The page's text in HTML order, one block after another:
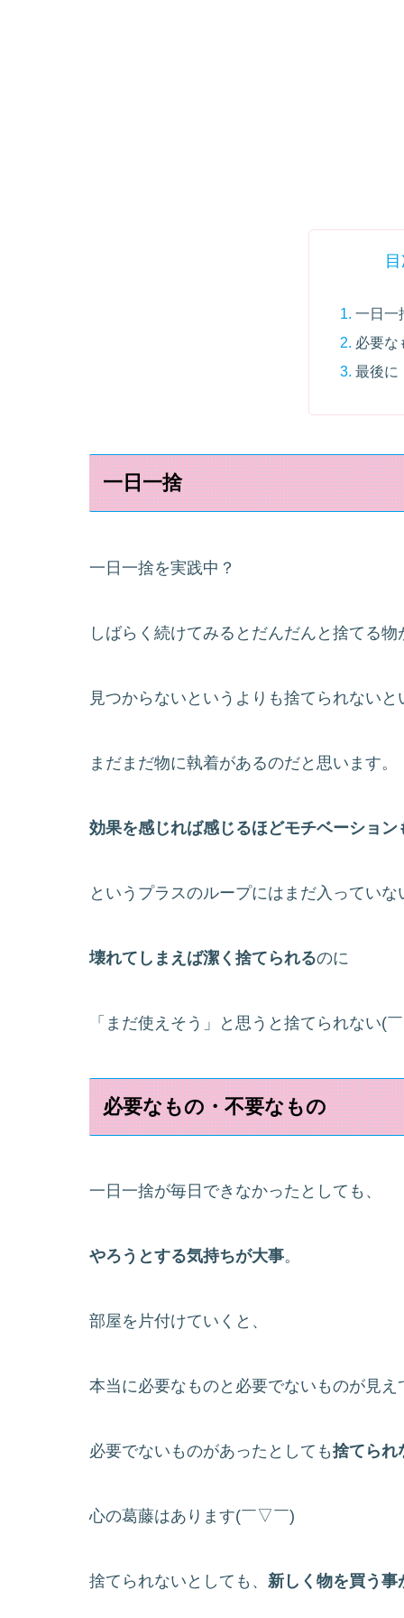
一日一
必要な
最後に
一日一捨
一日一捨を実践中？
しばらく続けてみるとだんだんと捨てる
見つからないというよりも捨てられない
まだまだ物に執着があるのだと思います。
効果を感じれば感じるほどモチベーション
というプラスのループにはまだ入っていな
壊れてしまえば潔く捨てられるのに
「まだ使えそう」と思うと捨てられない(
必要なもの・不要なもの
一日一捨が毎日できなかったとしても、
やろうとする気持ちが大事。
部屋を片付けていくと、
本当に必要なものと必要でないものが見え
必要でないものがあったとしても捨てられ
心の葛藤はあります(￣▽￣)
捨てられないとしても、 新しく物を買う事